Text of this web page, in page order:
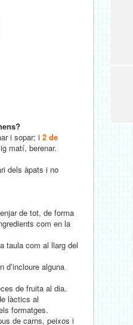
i sopar; i 2 de
matí, berenar.
dels àpats i no
de tot, de forma
com en la
taula com al llarg del
d’incloure alguna
de fruita al dia.
làctics al
formatges.
de carns, peixos i